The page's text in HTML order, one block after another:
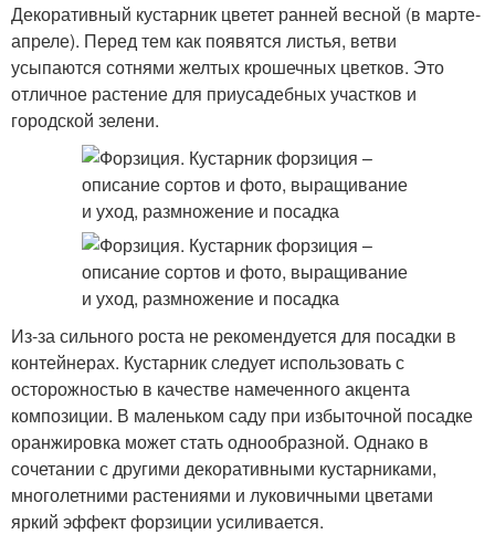
Декоративный кустарник цветет ранней весной (в марте-
апреле). Перед тем как появятся листья, ветви
усыпаются сотнями желтых крошечных цветков. Это
отличное растение для приусадебных участков и
городской зелени.
Из-за сильного роста не рекомендуется для посадки в
контейнерах. Кустарник следует использовать с
осторожностью в качестве намеченного акцента
композиции. В маленьком саду при избыточной посадке
оранжировка может стать однообразной. Однако в
сочетании с другими декоративными кустарниками,
многолетними растениями и луковичными цветами
яркий эффект форзиции усиливается.